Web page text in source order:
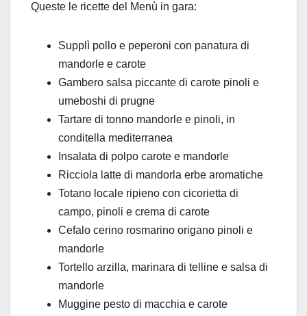
Queste le ricette del Menù in gara:
Supplì pollo e peperoni con panatura di
mandorle e carote
Gambero salsa piccante di carote pinoli e
umeboshi di prugne
Tartare di tonno mandorle e pinoli, in
conditella mediterranea
Insalata di polpo carote e mandorle
Ricciola latte di mandorla erbe aromatiche
Totano locale ripieno con cicorietta di
campo, pinoli e crema di carote
Cefalo cerino rosmarino origano pinoli e
mandorle
Tortello arzilla, marinara di telline e salsa di
mandorle
Muggine pesto di macchia e carote